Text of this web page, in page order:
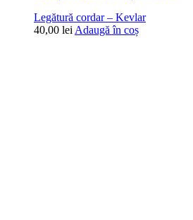
Legătură cordar – Kevlar
40,00 lei Adaugă în coș